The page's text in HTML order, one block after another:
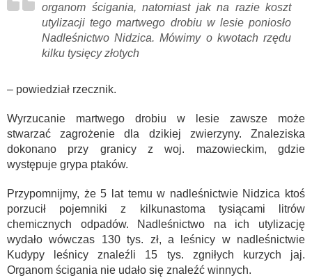
organom ścigania, natomiast jak na razie koszt
utylizacji tego martwego drobiu w lesie poniosło
Nadleśnictwo Nidzica. Mówimy o kwotach rzędu
kilku tysięcy złotych
– powiedział rzecznik.
Wyrzucanie martwego drobiu w lesie zawsze może
stwarzać zagrożenie dla dzikiej zwierzyny. Znaleziska
dokonano przy granicy z woj. mazowieckim, gdzie
występuje grypa ptaków.
Przypomnijmy, że 5 lat temu w nadleśnictwie Nidzica ktoś
porzucił pojemniki z kilkunastoma tysiącami litrów
chemicznych odpadów. Nadleśnictwo na ich utylizację
wydało wówczas 130 tys. zł, a leśnicy w nadleśnictwie
Kudypy leśnicy znaleźli 15 tys. zgniłych kurzych jaj.
Organom ścigania nie udało się znaleźć winnych.